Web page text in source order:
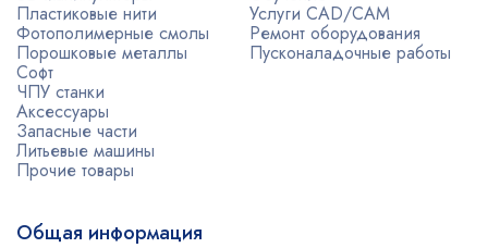
Пластиковые нити
Фотополимерные смолы
Порошковые металлы
Софт
ЧПУ станки
Аксессуары
Запасные части
Литьевые машины
Прочие товары
Услуги CAD/CAM
Ремонт оборудования
Пусконаладочные работы
Общая информация